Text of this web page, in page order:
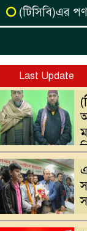
(টিসিবি)এর পণ্য
Last Update